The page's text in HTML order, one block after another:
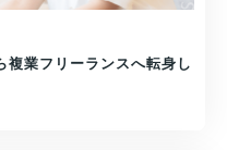
複業フリーランスへ転身し